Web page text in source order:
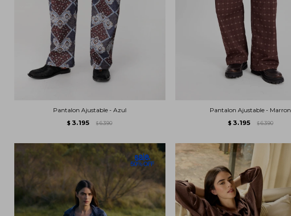
Pantalon Ajustable - Azul
$ 3.195 $ 6.390
Pantalon Ajustable - Marron
$ 3.195 $ 6.390